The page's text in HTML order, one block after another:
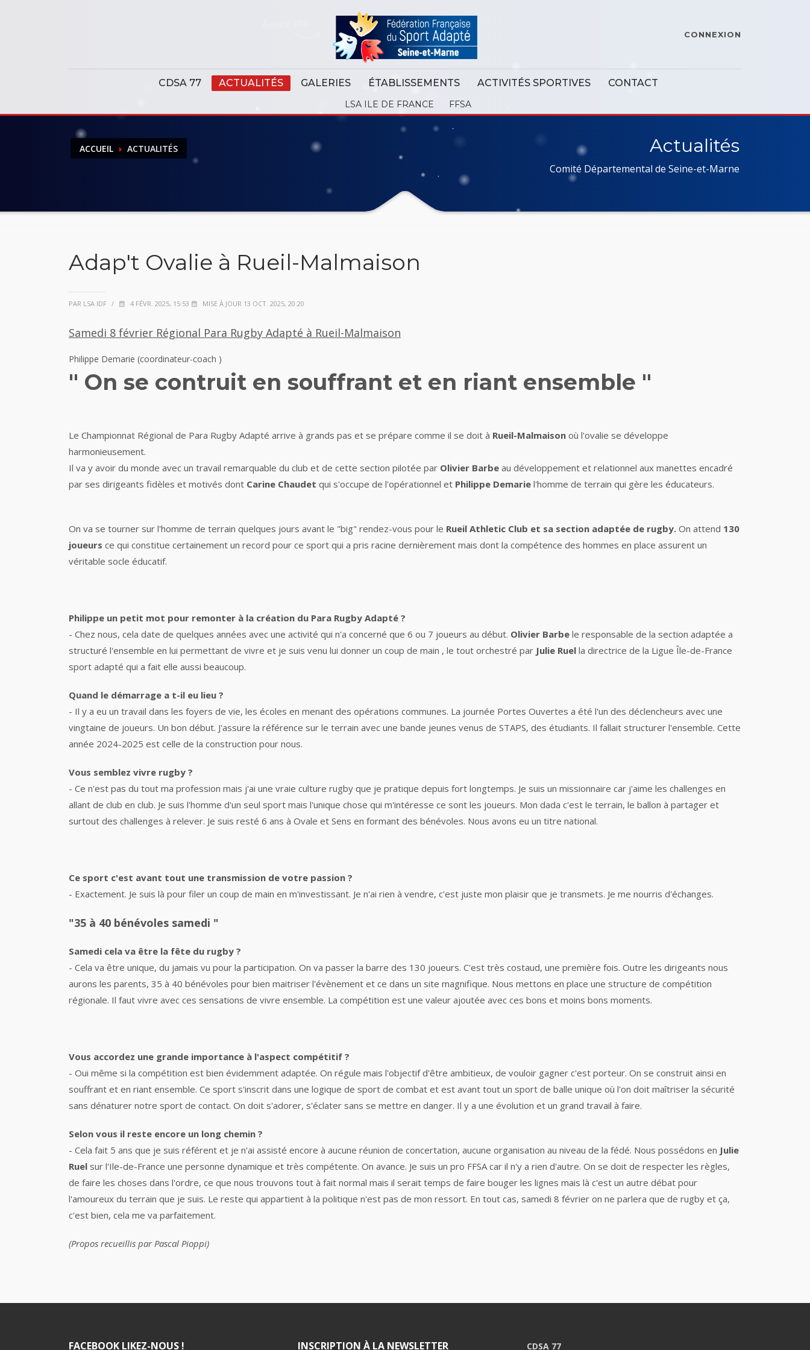
CONNEXION
CDSA 77 ACTUALITÉS GALERIES ÉTABLISSEMENTS ACTIVITÉS SPORTIVES CONTACT
LSA ILE DE FRANCE FFSA
ACCUEIL ACTUALITÉS Actualités
Comité Départemental de Seine-et-Marne
Adap't Ovalie à Rueil-Malmaison
PAR LSA IDF / 4 FÉVR. 2025, 15:53 MISE À JOUR 13 OCT. 2025, 20:20
Samedi 8 février Régional Para Rugby Adapté à Rueil-Malmaison
Philippe Demarie (coordinateur-coach )
" On se contruit en souffrant et en riant ensemble "
Le Championnat Régional de Para Rugby Adapté arrive à grands pas et se prépare comme il se doit à Rueil-Malmaison où l'ovalie se développe
harmonieusement.
Il va y avoir du monde avec un travail remarquable du club et de cette section pilotée par Olivier Barbe au développement et relationnel aux manettes encadré
par ses dirigeants fidèles et motivés dont Carine Chaudet qui s'occupe de l'opérationnel et Philippe Demarie l'homme de terrain qui gère les éducateurs.
On va se tourner sur l'homme de terrain quelques jours avant le "big" rendez-vous pour le Rueil Athletic Club et sa section adaptée de rugby. On attend 130
joueurs ce qui constitue certainement un record pour ce sport qui a pris racine dernièrement mais dont la compétence des hommes en place assurent un
véritable socle éducatif.
Philippe un petit mot pour remonter à la création du Para Rugby Adapté ?
- Chez nous, cela date de quelques années avec une activité qui n'a concerné que 6 ou 7 joueurs au début. Olivier Barbe le responsable de la section adaptée a
structuré l'ensemble en lui permettant de vivre et je suis venu lui donner un coup de main , le tout orchestré par Julie Ruel la directrice de la Ligue Île-de-France
sport adapté qui a fait elle aussi beaucoup.
Quand le démarrage a t-il eu lieu ?
- Il y a eu un travail dans les foyers de vie, les écoles en menant des opérations communes. La journée Portes Ouvertes a été l'un des déclencheurs avec une
vingtaine de joueurs. Un bon début. J'assure la référence sur le terrain avec une bande jeunes venus de STAPS, des étudiants. Il fallait structurer l'ensemble. Cette
année 2024-2025 est celle de la construction pour nous.
Vous semblez vivre rugby ?
- Ce n'est pas du tout ma profession mais j'ai une vraie culture rugby que je pratique depuis fort longtemps. Je suis un missionnaire car j'aime les challenges en
allant de club en club. Je suis l'homme d'un seul sport mais l'unique chose qui m'intéresse ce sont les joueurs. Mon dada c'est le terrain, le ballon à partager et
surtout des challenges à relever. Je suis resté 6 ans à Ovale et Sens en formant des bénévoles. Nous avons eu un titre national.
Ce sport c'est avant tout une transmission de votre passion ?
- Exactement. Je suis là pour filer un coup de main en m'investissant. Je n'ai rien à vendre, c'est juste mon plaisir que je transmets. Je me nourris d'échanges.
"35 à 40 bénévoles samedi "
Samedi cela va être la fête du rugby ?
- Cela va être unique, du jamais vu pour la participation. On va passer la barre des 130 joueurs. C'est très costaud, une première fois. Outre les dirigeants nous
aurons les parents, 35 à 40 bénévoles pour bien maitriser l'évènement et ce dans un site magnifique. Nous mettons en place une structure de compétition
régionale. Il faut vivre avec ces sensations de vivre ensemble. La compétition est une valeur ajoutée avec ces bons et moins bons moments.
Vous accordez une grande importance à l'aspect compétitif ?
- Oui même si la compétition est bien évidemment adaptée. On régule mais l'objectif d'être ambitieux, de vouloir gagner c'est porteur. On se construit ainsi en
souffrant et en riant ensemble. Ce sport s'inscrit dans une logique de sport de combat et est avant tout un sport de balle unique où l'on doit maîtriser la sécurité
sans dénaturer notre sport de contact. On doit s'adorer, s'éclater sans se mettre en danger. Il y a une évolution et un grand travail à faire.
Selon vous il reste encore un long chemin ?
- Cela fait 5 ans que je suis référent et je n'ai assisté encore à aucune réunion de concertation, aucune organisation au niveau de la fédé. Nous possédons en Julie
Ruel sur l'Ile-de-France une personne dynamique et très compétente. On avance. Je suis un pro FFSA car il n'y a rien d'autre. On se doit de respecter les règles,
de faire les choses dans l'ordre, ce que nous trouvons tout à fait normal mais il serait temps de faire bouger les lignes mais là c'est un autre débat pour
l'amoureux du terrain que je suis. Le reste qui appartient à la politique n'est pas de mon ressort. En tout cas, samedi 8 février on ne parlera que de rugby et ça,
c'est bien, cela me va parfaitement.
(Propos recueillis par Pascal Pioppi)
FACEBOOK LIKEZ-NOUS ! INSCRIPTION À LA NEWSLETTER CDSA 77